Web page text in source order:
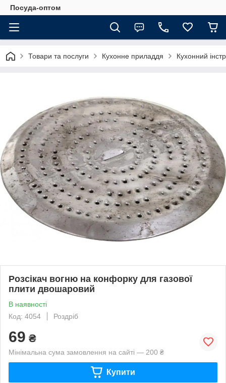
Посуда-оптом
Товари та послуги Кухонне приладдя Кухонний
Розсікач вогню на конфорку для газової
плити двошаровий
В наявності
Код: 4054
Роздріб
69 ₴
Мінімальна сума замовлення на сайті — 200 ₴
Купити